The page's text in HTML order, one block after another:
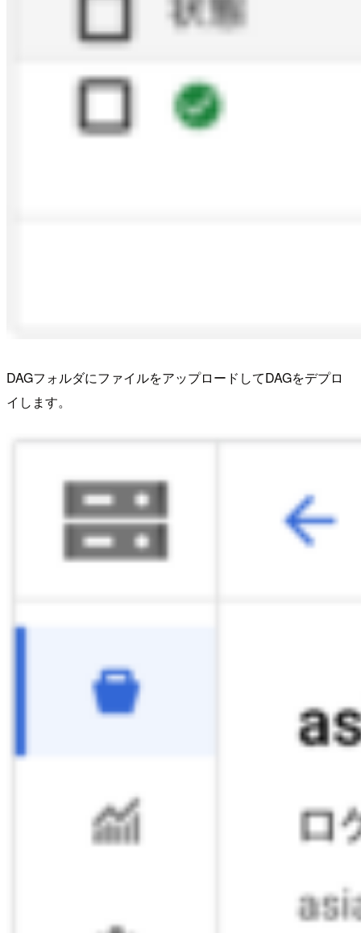
DAGフォルダにファイルをアップロードしてDAGをデプロ
イします。